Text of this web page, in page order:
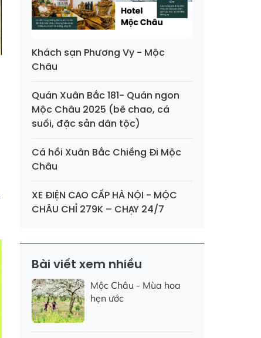
Khách sạn Phương Vy - Mộc
Châu
Quán Xuân Bắc 181- Quán ngon
Mộc Châu 2025 (bê chao, cá
suối, đặc sản dân tộc)
Cá hồi Xuân Bắc Chiềng Đi Mộc
Châu
XE ĐIỆN CAO CẤP HÀ NỘI - MỘC
CHÂU CHỈ 279K – CHẠY 24/7
Bài viết xem nhiều
Mộc Châu - Mùa hoa
hẹn ước